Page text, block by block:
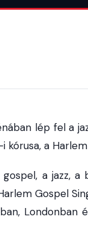
lép fel a
a
a jazz, a
Gospel
Londonban